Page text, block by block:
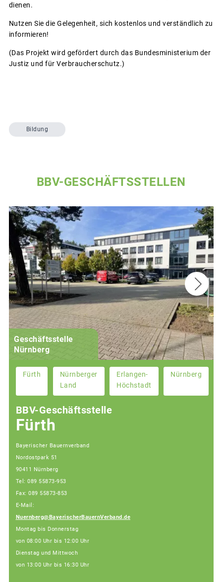
dienen.
Nutzen Sie die Gelegenheit, sich kostenlos und verständlich zu
informieren!
(Das Projekt wird gefördert durch das Bundesministerium der
Justiz und für Verbraucherschutz.)
Bildung
BBV-GESCHÄFTSSTELLEN
Geschäftsstelle
Nürnberg
Fürth
Nürnberger
Land
Erlangen-
Höchstadt
Nürnberg
BBV-Geschäftsstelle
Fürth
Bayerischer Bauernverband
Nordostpark 51
90411 Nürnberg
Tel: 089 55873-953
Fax: 089 55873-853
E-Mail:
Nuernberg@BayerischerBauernVerband.de
Montag bis Donnerstag
von 08:00 Uhr bis 12:00 Uhr
Dienstag und Mittwoch
von 13:00 Uhr bis 16:30 Uhr